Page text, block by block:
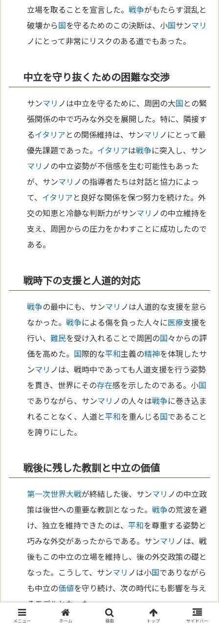
立場を取ることを宣言した。戦争がもたらす混乱と
破壊から国を守るためのこの決断は、小国サンマリ
ノにとって非常にリスクのある道でもあった。
中立を守り抜くための困難な交渉
サンマリ ノは中立を守るために、周囲の大国との緊
張関係の中で巧みな外交を展開した。特に、隣接す
るイタリアとの関係維持は、サンマリ ノにとって最
優先課題であった。 イタリアは戦争に突入し、サン
マリ ノの中立姿勢が不信感を生む可能性もあった
が、サンマリ ノの指導者たちは対話と協力によっ
て、 イタリアと良好な関係を保つ努力を続けた。外
交の知恵と冷静な判断力がサンマリ ノの中立維持を
支え、周囲からの圧力をかわすことに成功したので
ある。
戦時下の支援と人道的対応
戦争の最中にも、サンマリ ノは人道的な支援を怠ら
なかった。戦争による傷を負った人々に医療支援を
行い、難民を受け入れることで周囲の国々からの評
価を高めた。 国際的な平和主義の精神を体現したサ
ンマリ ノは、戦時中であっても人道支援を行う姿勢
を貫き、世界にその存在感を示したのである。小国
でありながら、サンマリ ノの人々は戦争に巻き込ま
れることなく、人道と平和を重んじる国であること
を誇りにした。
戦後に残した教訓と中立の価値
第一次世界大戦が終結した後、サンマリ ノの中立政
策は後世への重要な教訓となった。戦争の荒波を避
け、独立を維持できたのは、平和を尊重する姿勢と
巧みな外交があったからである。サンマリ ノは、戦
後もこの中立の立場を維持し、後の外交政策の礎と
なった。こうして、サンマリ ノは小国でありながら
も中立の価値を守り続け、次の時代にも影響を与え
るモデルとなった。
メニュー ホーム 検索 トップ サイドバー